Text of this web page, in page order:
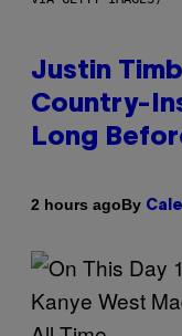
Justin
Country-
Long
2 hours agoBy